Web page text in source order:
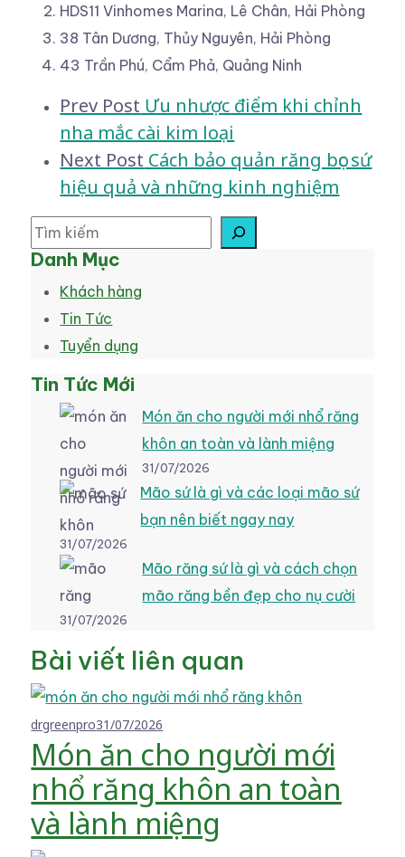
HDS11 Vinhomes Marina, Lê Chân, Hải Phòng
38 Tân Dương, Thủy Nguyên, Hải Phòng
43 Trần Phú, Cẩm Phả, Quảng Ninh
Prev Post Ưu nhược điểm khi chỉnh
nha mắc cài kim loại
Next Post Cách bảo quản răng bọc sứ
hiệu quả và những kinh nghiệm
Danh Mục
Khách hàng
Tin Tức
Tuyển dụng
Tin Tức Mới
Món ăn cho người mới nhổ răng
khôn an toàn và lành miệng
31/07/2026
Mão sứ là gì và các loại mão sứ
bạn nên biết ngay nay
31/07/2026
Mão răng sứ là gì và cách chọn
mão răng bền đẹp cho nụ cười
31/07/2026
Bài viết liên quan
drgreenpro31/07/2026
Món ăn cho người mới
nhổ răng khôn an toàn
và lành miệng